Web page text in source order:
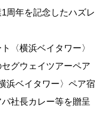
周年を記念したハズレ
〈横浜ベイタワー〉
グウェイツアーペア
浜ベイタワー〉ペア宿
社長カレー等を贈呈